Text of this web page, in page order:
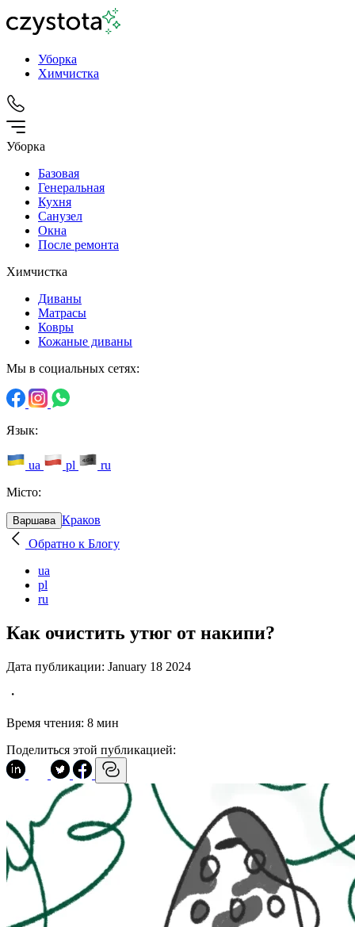
Уборка
Химчистка
Уборка
Базовая
Генеральная
Кухня
Санузел
Окна
После ремонта
Химчистка
Диваны
Матрасы
Ковры
Кожаные диваны
Мы в социальных сетях:
Язык:
ua pl
ru
Місто:
Варшава Краков
Обратно к Блогу
ua
pl
ru
Как очистить утюг от накипи?
Дата публикации: January 18 2024
・
Время чтения: 8 мин
Поделиться этой публикацией: